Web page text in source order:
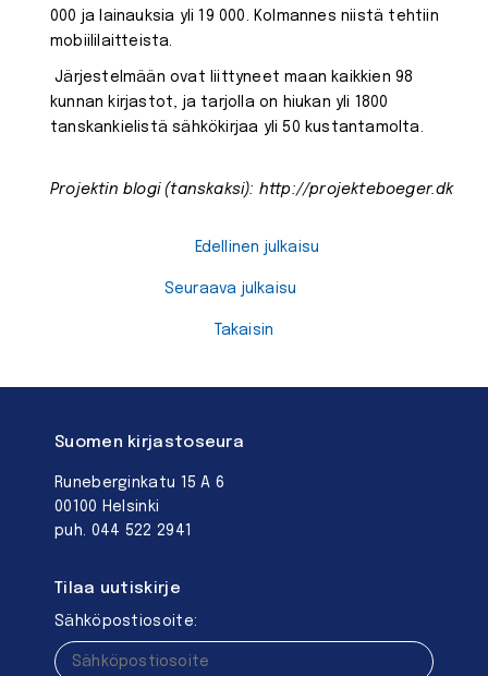
000 ja lainauksia yli 19 000. Kolmannes niistä tehtiin
mobiililaitteista.
Järjestelmään ovat liittyneet maan kaikkien 98
kunnan kirjastot, ja tarjolla on hiukan yli 1800
tanskankielistä sähkökirjaa yli 50 kustantamolta.
Projektin blogi (tanskaksi): http://projekteboeger.dk
Edellinen julkaisu
Takaisin
Seuraava julkaisu
Suomen kirjastoseura
Runeberginkatu 15 A 6
00100 Helsinki
puh. 044 522 2941
Tilaa uutiskirje
Sähköpostiosoite: